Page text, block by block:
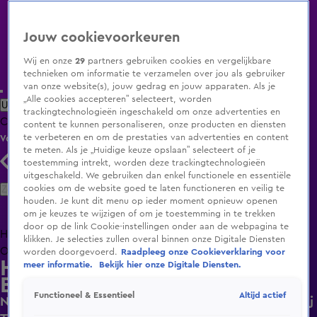
Uitzending Gemist Populaire programma's Zenders Genres
ClipsFilmsRadioSmart TV inlogShop
Volg KIJK
Zoeken
HomeUitzending Gemist Programma's De Bondgenoten
OranjezomerLivestreamsShop
Hart van Nederland - Late
Editie
Nederlander en Fransman gepakt met cocaïne bij
Jouw cookievoorkeuren
Wij en onze29 partners gebruiken cookies en vergelijkbare
technieken om informatie te verzamelen over jou als gebruiker
van onze website(s), jouw gedrag en jouw apparaten. Als je
„Alle cookies accepteren” selecteert, worden
trackingtechnologieën ingeschakeld om onze advertenties en
content te kunnen personaliseren, onze producten en diensten
te verbeteren en om de prestaties van advertenties en content
te meten. Als je „Huidige keuze opslaan” selecteert of je
toestemming intrekt, worden deze trackingtechnologieën
uitgeschakeld. We gebruiken dan enkel functionele en essentiële
cookies om de website goed te laten functioneren en veilig te
houden. Je kunt dit menu op ieder moment opnieuw openen
om je keuzes te wijzigen of om je toestemming in te trekken
door op de link Cookie-instellingen onder aan de webpagina te
klikken. Je selecties zullen overal binnen onze Digitale Diensten
worden doorgevoerd.
Raadpleeg onze Cookieverklaring voor
meer informatie.
Bekijk hier onze Digitale Diensten.
Functioneel & Essentieel Altijd actief